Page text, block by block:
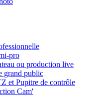
pro
ou production live
grand public
et Pupitre de contrôle
Cam'